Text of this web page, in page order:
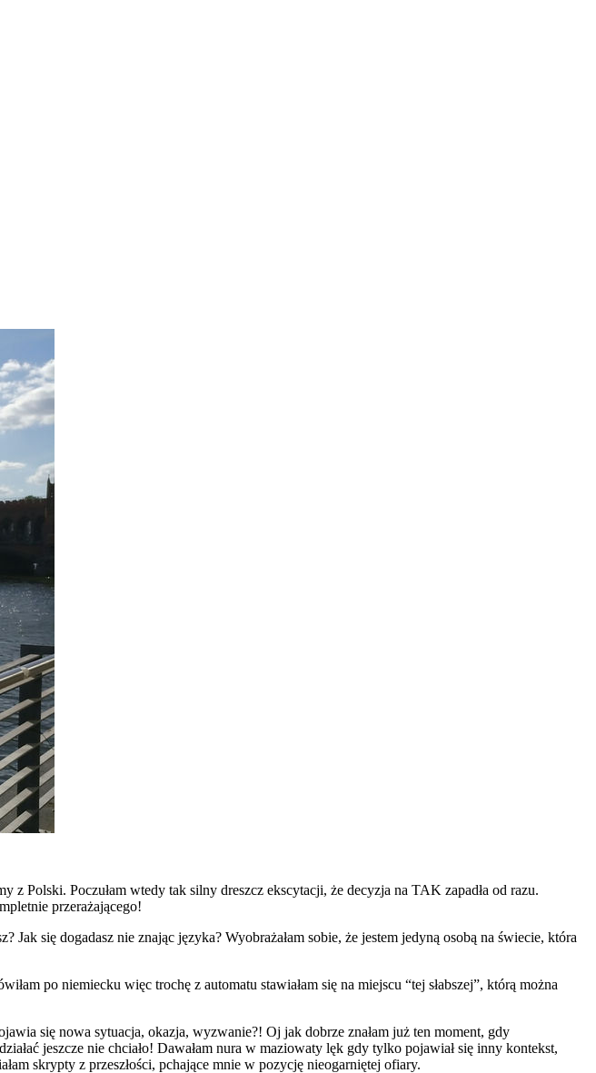
Polski. Poczułam wtedy tak silny dreszcz ekscytacji, że decyzja na TAK zapadła od razu.
przerażającego!
się dogadasz nie znając języka? Wyobrażałam sobie, że jestem jedyną osobą na świecie, która
po niemiecku więc trochę z automatu stawiałam się na miejscu “tej słabszej”, którą można
się nowa sytuacja, okazja, wyzwanie?! Oj jak dobrze znałam już ten moment, gdy
jeszcze nie chciało! Dawałam nura w maziowaty lęk gdy tylko pojawiał się inny kontekst,
skrypty z przeszłości, pchające mnie w pozycję nieogarniętej ofiary.